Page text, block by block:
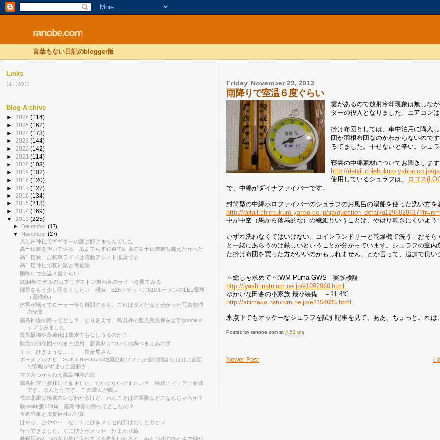
ranobe.com
言葉もない日記のblogger版
Friday, November 29, 2013
雨降りで室温６度ぐらい
雲があるので放射冷却現象は無しな
ターの投入となりました。エアコン
掛け布団としては、車中泊用に購入
団か羽根布団なのかわからないので
るてました。干せないと辛い。シュ
寝袋の中綿素材についてお聞きしま
http://detail.chiebukuro.yahoo.co.jp/
使用しているシュラフは、
ロゴス
で、中綿がダイナファイバーです。
封筒型の中綿ホロファイバーのシュラフのお風呂の湯船を使った洗い方
http://detail.chiebukuro.yahoo.co.jp/qa/question_detail/
中が中空（馬から落馬的な）の繊維ということは、やはり乾きにくいよ
いずれ洗わなくてはいけない。コインランドリーと乾燥機で洗う、おそ
と一緒にあらうのは厳しいということが分かっています。シュラフの室
た掛け布団を買った方がいいのかもしれません。とか言って、追加で良
～癒しを求めて～:WM Puma GWS 実践検証
http://iyashi.naturum.ne.jp/e1092960.html
ゆかいな田舎の小家族:最小装備 －11.4℃
http://shimako.naturum.ne.jp/e1154635.html
氷点下でもオッケーなシュラフを試す記事を見て、ああ、ちょっとこれ
Posted byranobe.com at4:50 pm
Newer Post
Links
はじめに
Blog Archive
► 2026 (114)
► 2025 (162)
► 2024 (173)
► 2023 (144)
► 2022 (142)
► 2021 (114)
► 2020 (103)
► 2019 (102)
► 2018 (120)
► 2017 (127)
► 2016 (134)
► 2015 (213)
► 2014 (169)
▼ 2013 (225)
► December(17)
▼ November(27)
天岩戸神社でギギギーの謎は解けませんでした
高千穂峡を担いで巡る あまてらす鉄道で紅葉の高千穂鉄橋も越えたかった
高千穂峡 自転車ライドは電動アシスト推奨です
高千穂神社で夜神楽と弓道場
雨降りで室温６度ぐらい
2014年モデルのおブリヂストン自転車のライトを見てみる
部屋をもう少し明るくしたい 現状 E26ソケットに810ルーメンのLED電球
（電球色）
体重が増えてローラー台を再開するも、これはダメだなと分かった写真整理
の光景
霧島神境の海ってどこ？ とりあえず、島以外の鹿児島沿岸を全部googleマ
ップでみました
最新最強や最適化は蕎麦でもなしうるのか？
敗北の羽布団そのまま使用 新素材についての調べまにあわず
くっ、ひきょうな…… 蕎麦屋さん
ポータブルナビ SONY NV-U37の地図更新ソフトが提供開始で,自分に必要
な情報がずばっと更新さ...
マジみつからねえ霧島神境の海
霧島神宮に参拝してきました。たいはないですたい？ 純粋にピュアに参拝
です。ほんとうです。この澄んだ瞳...
桜の北限は検索スレばわかるけど、わんこそばの西限はどこなんじゃろか？
咲-saki-第119局 霧島神境の海ってどこなの？
玉造温泉と多賀神社の写真
はやっ、はややー な、くにびきメッセ内部はわりとカオス
行ってきました、くにびきせメッセ 外まわり編
希釈用めんつゆをお椀に入れて氷を数個いれると、めんつゆの冷たさで麺が